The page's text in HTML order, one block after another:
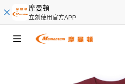
摩曼頓
立刻使用官方APP